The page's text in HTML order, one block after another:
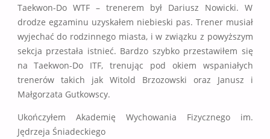
Taekwon-Do WTF – trenerem był Dariusz Nowicki. W
drodze egzaminu uzyskałem niebieski pas. Trener musiał
wyjechać do rodzinnego miasta, i w związku z powyższym
sekcja przestała istnieć. Bardzo szybko przestawiłem się
na Taekwon-Do ITF, trenując pod okiem wspaniałych
trenerów takich jak Witold Brzozowski oraz Janusz i
Małgorzata Gutkowscy.
Ukończyłem Akademię Wychowania Fizycznego im.
Jędrzeja Śniadeckiego